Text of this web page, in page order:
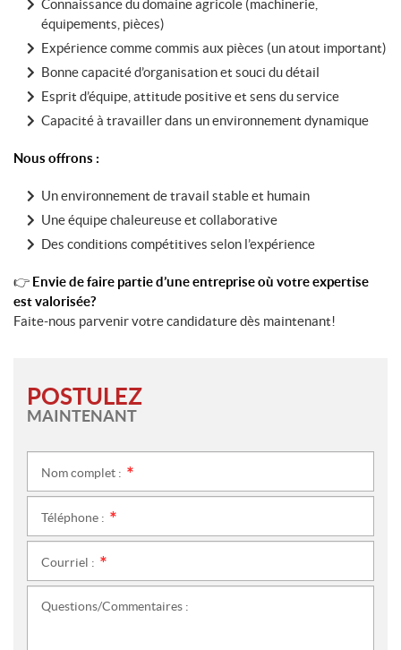
Connaissance du domaine agricole (machinerie,
équipements, pièces)
Expérience comme commis aux pièces (un atout important)
Bonne capacité d’organisation et souci du détail
Esprit d’équipe, attitude positive et sens du service
Capacité à travailler dans un environnement dynamique
Nous offrons :
Un environnement de travail stable et humain
Une équipe chaleureuse et collaborative
Des conditions compétitives selon l’expérience
👉 Envie de faire partie d’une entreprise où votre expertise
est valorisée?
Faite-nous parvenir votre candidature dès maintenant!
POSTULEZ
MAINTENANT
Nom complet :
Téléphone :
Courriel :
Questions/Commentaires :